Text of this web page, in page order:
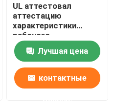
UL аттестовал
аттестацию
характеристики
рабочого
безопасности
лабораторного
исследования лампы
Лучшая цена
контактные